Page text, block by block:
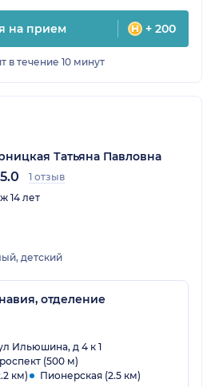
на прием + 200
в течение 10 минут
Татьяна Павловна
5.0
1 отзыв
14 лет
детский
отделение
Ильюшина, д 4 к 1
(500 м)
км)
Пионерская (2.5 км)